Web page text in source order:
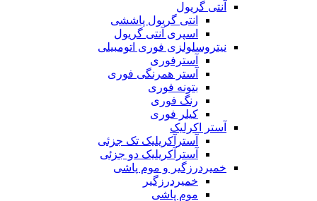
آنتی گریول
انتی گریول پاششی
اسپری آنتی گریول
نیتروسلولزی فوری اتومبیلی
آسترفوری
آستر همرنگی فوری
بتونه فوری
رنگ فوری
کیلر فوری
آستر اکرلیک
آسترآکریلیک تک جزئی
آسترآکریلیک دو جزئی
خمیردرزگیر و موم پاشی
خمیردرزگیر
موم پاشی